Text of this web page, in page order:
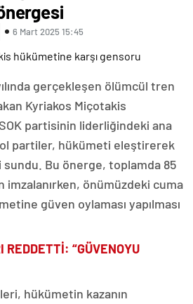
6 Mart 2025 15:45
gerçekleşen ölümcül tren
Kyriakos Miçotakis
partisinin liderliğindeki ana
partiler, hükümeti eleştirerek
Bu önerge, toplamda 85
imzalanırken, önümüzdeki cuma
güven oylaması yapılması
REDDETTİ: “GÜVENOYU
hükümetin kazanın